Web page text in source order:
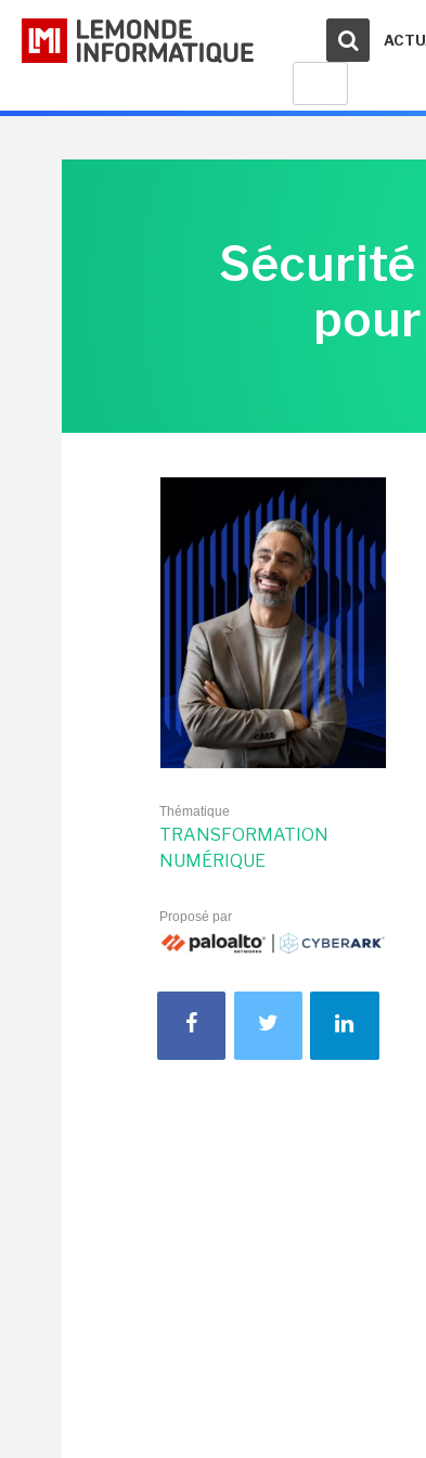
Sécurité
Thématique
TRANSFORMATION
NUMÉRIQUE
Proposé par